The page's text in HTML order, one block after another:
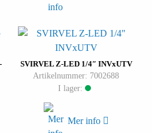
SVIRVEL Z-LED 1/4″ INVxUTV
Artikelnummer: 7002688
I lager:
Mer info